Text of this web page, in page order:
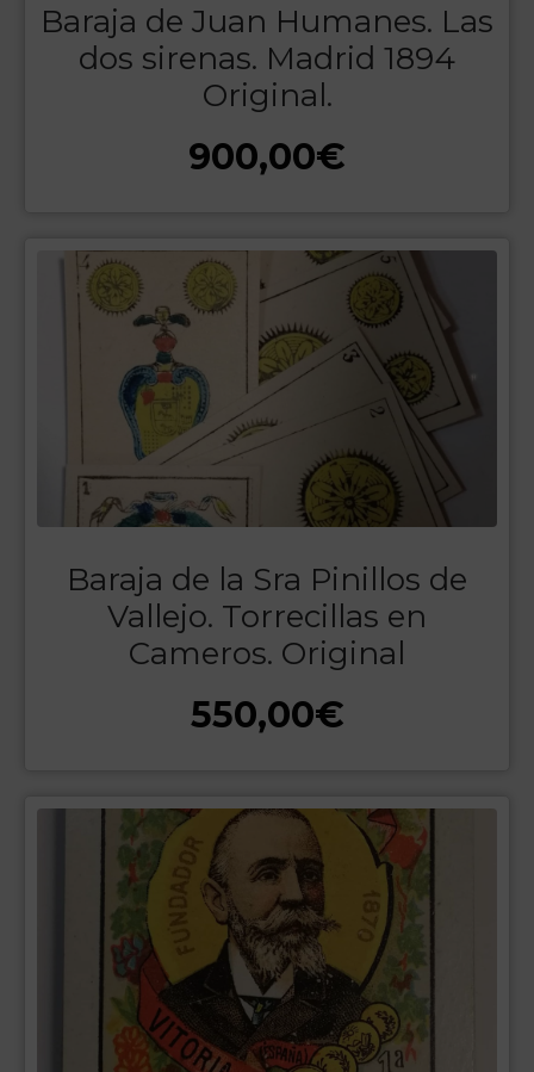
Baraja de Juan Humanes. Las
dos sirenas. Madrid 1894
Original.
900,00€
Baraja de la Sra Pinillos de
Vallejo. Torrecillas en
Cameros. Original
550,00€